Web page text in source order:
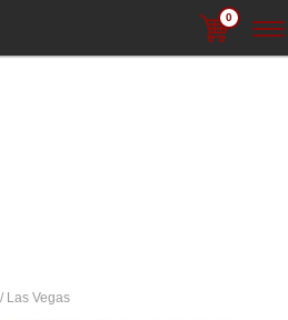
0
/ Las Vegas